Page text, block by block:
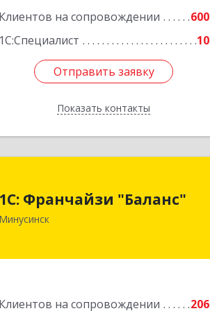
на сопровождении
600
10
Отправить заявку
Показать контакты
Отправить заявку
Назад
Франчайзи "Баланс"
на сопровождении 206
Минусинск г, Абаканская ул, дом №